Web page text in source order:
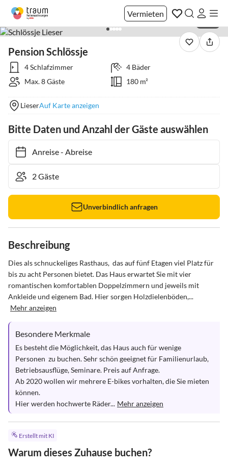
Vermieten
Pension Schlössje
4 Schlafzimmer
4 Bäder
Max. 8 Gäste
180 m²
LieserAuf Karte anzeigen
Bitte Daten und Anzahl der Gäste auswählen
Anreise- Abreise
Unverbindlich anfragen
Beschreibung
Dies als schnuckeliges Rasthaus,  das auf fünf Etagen viel Platz für
bis zu acht Personen bietet. Das Haus erwartet Sie mit vier
romantischen komfortablen Doppelzimmern und jeweils mit
Ankleide und eigenem Bad. Hier sorgen Holzdielenböden,...
Mehr anzeigen
Besondere Merkmale
Es besteht die Möglichkeit, das Haus auch für wenige
Personen  zu buchen. Sehr schön geeignet für Familienurlaub,
Betriebsausflüge, Seminare. Preis auf Anfrage.
Ab 2020 wollen wir mehrere E-bikes vorhalten, die Sie mieten
können.
Hier werden hochwerte Räder... Mehr anzeigen
Erstellt mit KI
Warum dieses Zuhause buchen?